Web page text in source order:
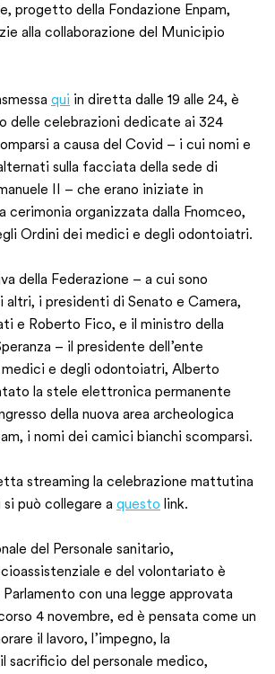
progetto della Fondazione Enpam,
alla collaborazione del Municipio
qui in diretta dalle 19 alle 24, è
delle celebrazioni dedicate ai 324
a causa del Covid – i cui nomi e
sulla facciata della sede di
II – che erano iniziate in
cerimonia organizzata dalla Fnomceo,
Ordini dei medici e degli odontoiatri.
della Federazione – a cui sono
i presidenti di Senato e Camera,
e Roberto Fico, e il ministro della
– il presidente dell’ente
e degli odontoiatri, Alberto
la stele elettronica permanente
della nuova area archeologica
i nomi dei camici bianchi scomparsi.
streaming la celebrazione mattutina
può collegare a questo link.
del Personale sanitario,
e del volontariato è
con una legge approvata
4 novembre, ed è pensata come un
il lavoro, l’impegno, la
sacrificio del personale medico,